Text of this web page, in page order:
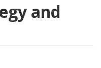
and